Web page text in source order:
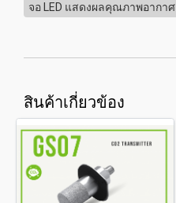
จอ LED แสดงผลคุณภาพอากาศ
สินค้าเกี่ยวข้อง